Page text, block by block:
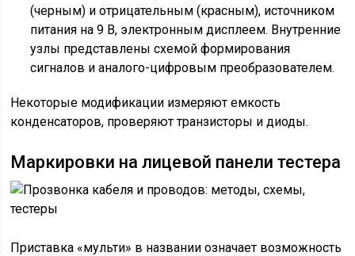
(черным) и отрицательным (красным), источником
питания на 9 В, электронным дисплеем. Внутренние
узлы представлены схемой формирования
сигналов и аналого-цифровым преобразователем.
Некоторые модификации измеряют емкость
конденсаторов, проверяют транзисторы и диоды.
Маркировки на лицевой панели тестера
Приставка «мульти» в названии означает возможность